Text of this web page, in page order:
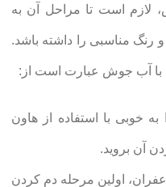
لازم است تا مراحل آن به
رنگ مناسبی را داشته باشد.
با آب جوش عبارت است از:
خوبی با استفاده از هاون
آن بروید.
اولین مرحله دم کردن